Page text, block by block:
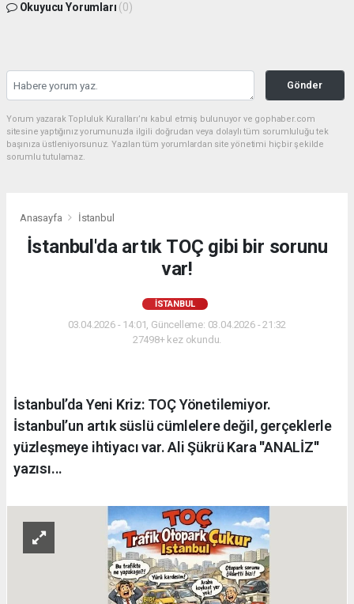
Okuyucu Yorumları (0)
Gönder
Yorum yazarak Topluluk Kuralları’nı kabul etmiş bulunuyor ve gophaber.com
sitesine yaptığınız yorumunuzla ilgili doğrudan veya dolaylı tüm sorumluluğu tek
başınıza üstleniyorsunuz. Yazılan tüm yorumlardan site yönetimi hiçbir şekilde
sorumlu tutulamaz.
Anasayfa İstanbul
İstanbul'da artık TOÇ gibi bir sorunu
var!
İSTANBUL
03.04.2026 - 14:01, Güncelleme: 03.04.2026 - 21:32
27498+ kez okundu.
İstanbul’da Yeni Kriz: TOÇ Yönetilemiyor.
İstanbul’un artık süslü cümlelere değil, gerçeklerle
yüzleşmeye ihtiyacı var. Ali Şükrü Kara ''ANALİZ''
yazısı...